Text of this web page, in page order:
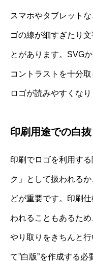
スマホやタブレット
ゴの線が細すぎたり
とがあります。SVG
コントラストを十分
ロゴが読みやすくなり
印刷用途での白
印刷でロゴを利用す
ク」として扱われる
どが重要です。印刷
われることもあるた
やり取りをきちんと
て”白版”を作成する必